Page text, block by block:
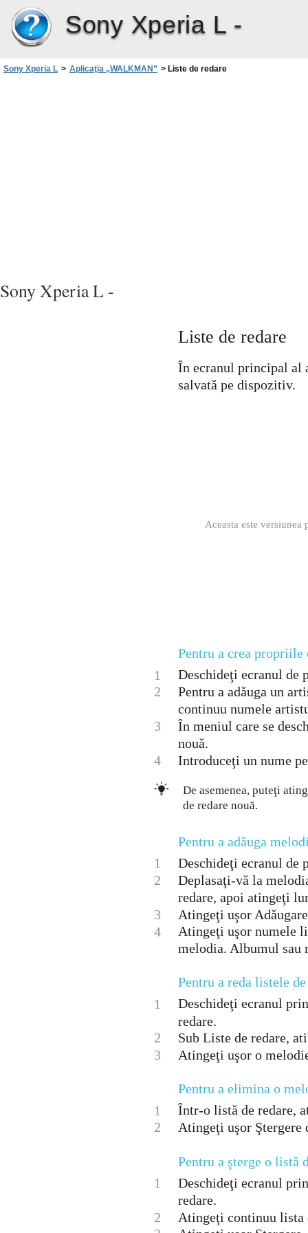
Sony Xperia L -
Sony Xperia L > Aplicaţia „WALKMAN” > Liste de redare
Sony Xperia L -
Liste de redare
În ecranul principal al
salvată pe dispozitiv.
Aceasta este
Pentru a crea propriile
1
Deschideţi ecranul
2
Pentru a adăuga un
continuu numele
3
În meniul care se
nouă.
4
Introduceţi un nume
De asemenea, puteţi
de redare nouă.
Pentru a adăuga
1
Deschideţi ecranul
2
Deplasaţi-vă la
redare, apoi atingeţi
3
Atingeţi uşor
4
Atingeţi uşor numele
melodia. Albumul sau
Pentru a reda listele
1
Deschideţi ecranul
redare.
2
Sub Liste de redare,
3
Atingeţi uşor o
Pentru a elimina o
1
Într-o listă de redare,
2
Atingeţi uşor Ştergere
Pentru a şterge o listă
1
Deschideţi ecranul
redare.
2
Atingeţi continuu lista